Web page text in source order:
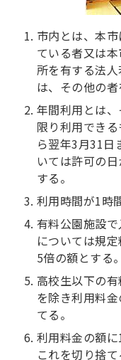
市内とは、本
ている者又は
所を有する法
は、その他の者
年間利用とは
限り利用でき
ら翌年3月31日
いては許可の
する。
利用時間が1時
有料公園施設
については規
5倍の額とする。
高校生以下の
を除き利用料
てる。
利用料金の額に
これを切り捨て